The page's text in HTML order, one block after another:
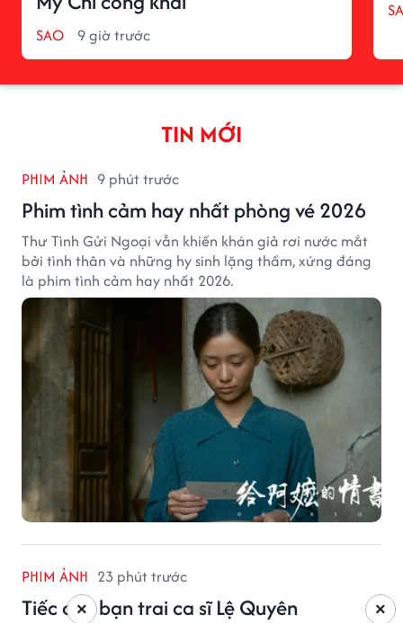
SAO 9 giờ trước
TIN MỚI
PHIM ẢNH 9 phút trước
Phim tình cảm hay nhất phòng vé 2026
Thư Tình Gửi Ngoại vẫn khiến khán giả rơi nước mắt
bởi tình thân và những hy sinh lặng thầm, xứng đáng
là phim tình cảm hay nhất 2026.
PHIM ẢNH 23 phút trước
Tiếc cho bạn trai ca sĩ Lệ Quyên ×
×